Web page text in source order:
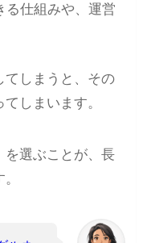
仕組みや、運営
てしまうと、その
しまいます。
を選ぶことが、長